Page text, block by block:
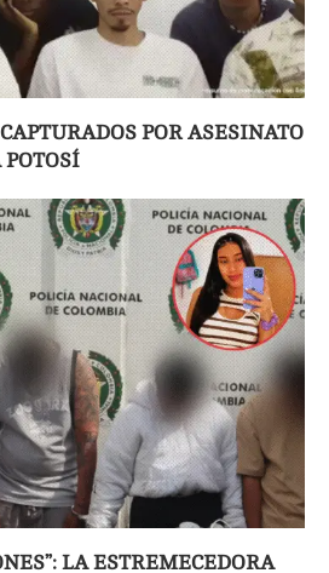
POR ASESINATO
LA ESTREMECEDORA